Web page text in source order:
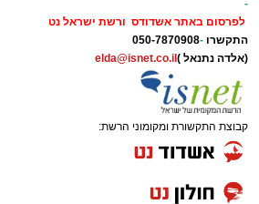
-
לפרסום באתר אשדודס ורשת ישראל נט
התקשרו -
050-7870908
(אלדה נתנאל ) elda@isnet.co.il
קבוצת התקשורת ומקומוני הרשת: